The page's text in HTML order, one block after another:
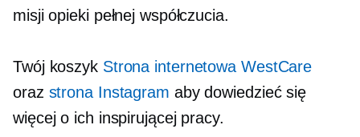
misji opieki pełnej współczucia.
Twój koszyk Strona internetowa WestCare
oraz strona Instagram aby dowiedzieć się
więcej o ich inspirującej pracy.